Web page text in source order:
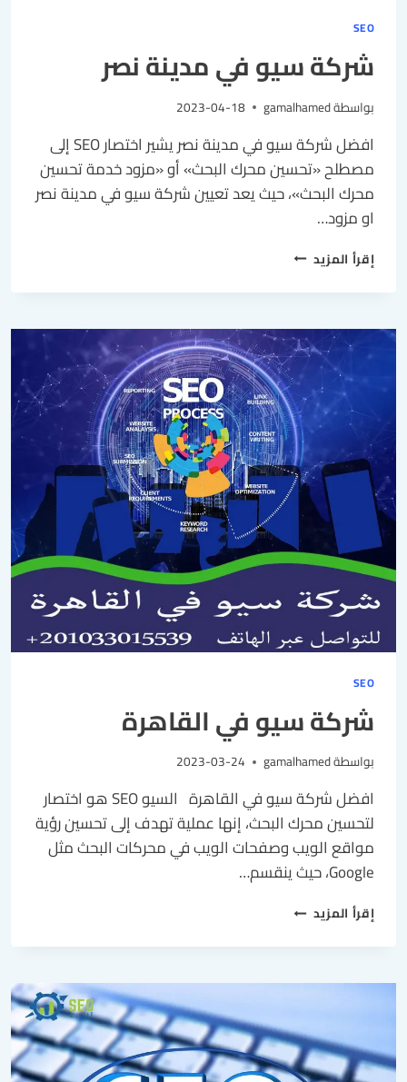
SEO
شركة سيو في مدينة نصر
بواسطةgamalhamed
2023-04-18
افضل شركة سيو في مدينة نصر يشير اختصار SEO إلى
مصطلح «تحسين محرك البحث» أو «مزود خدمة تحسين
محرك البحث»، حيث يعد تعيين شركة سيو في مدينة نصر
او مزود…
إقرأ المزيد
SEO
شركة سيو في القاهرة
بواسطةgamalhamed
2023-03-24
افضل شركة سيو في القاهرة السيو SEO هو اختصار
لتحسين محرك البحث، إنها عملية تهدف إلى تحسين رؤية
مواقع الويب وصفحات الويب في محركات البحث مثل
Google، حيث ينقسم…
إقرأ المزيد